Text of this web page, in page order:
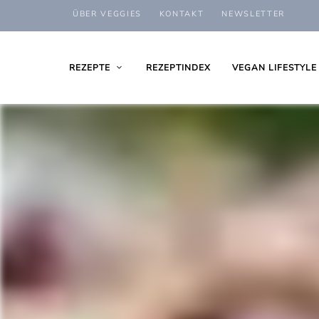
ÜBER VEGGIES KONTAKT NEWSLETTER
REZEPTE REZEPTINDEX VEGAN LIFESTYLE